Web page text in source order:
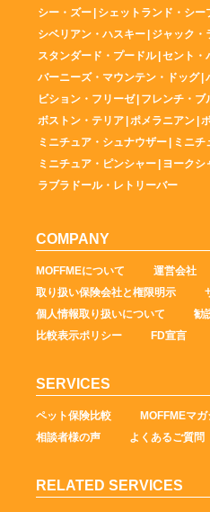
シー・ズー シェットランド・シー
シベリアン・ハスキー ジャック・
スタンダード・プードル セント・
バーニーズ・マウンテン・ドッグ
ビション・フリーゼ フレンチ・ブ
ボストン・テリア ポメラニアン
ミニチュア・シュナウザー
ミニチ
ミニチュア・ピンシャー ヨークシ
ラブラドール・レトリーバー
COMPANY
MOFFMEについて
運営会社
取り扱い保険会社と権限明示
個人情報取り扱いについて
勧
比較表示ポリシー
FD宣言
SERVICES
ペット保険比較 MOFFMEマ
相談者様の声
よくあるご質問
RELATED SERVICES